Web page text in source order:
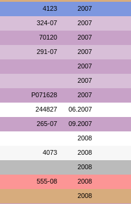
4123 2007
324-07 2007
70120 2007
291-07 2007
2007
2007
P071628 2007
244827 06.2007
265-07 09.2007
2008
4073 2008
2008
555-08 2008
2008